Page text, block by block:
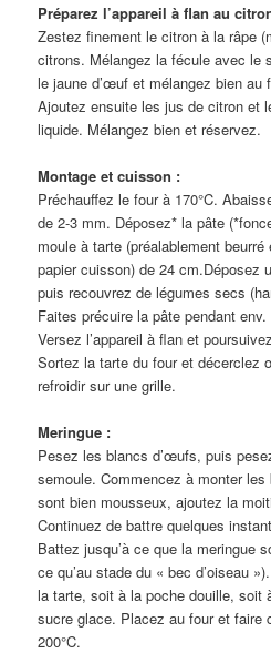
Préparez l’appareil à flan au
Zestez finement le citron à la râpe
citrons. Mélangez la fécule avec
le jaune d’œuf et mélangez bien au
Ajoutez ensuite les jus de citron et
liquide. Mélangez bien et réservez.
Montage et cuisson :
Préchauffez le four à 170°C.
de 2-3 mm. Déposez* la pâte
moule à tarte (préalablement
papier cuisson) de 24 cm.Déposez
puis recouvrez de légumes secs
Faites précuire la pâte pendant
Versez l’appareil à flan et
Sortez la tarte du four et décerclez
refroidir sur une grille.
Meringue :
Pesez les blancs d’œufs, puis
semoule. Commencez à monter les
sont bien mousseux, ajoutez la
Continuez de battre quelques
Battez jusqu’à ce que la meringue
ce qu’au stade du « bec d’oiseau
la tarte, soit à la poche douille, soit
sucre glace. Placez au four et faire
200°C.